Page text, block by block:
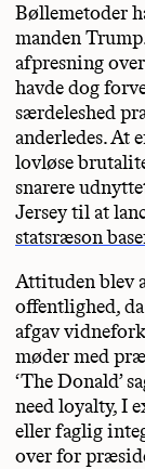
Bøllemetoder
manden
afpresning
havde dog
særdeleshed
anderledes. At
lovløse
snarere
Jersey til at
statsræson
Attituden blev
offentlighed,
afgav
møder med
‘The Donald’
need loyalty, I
eller faglig
over for